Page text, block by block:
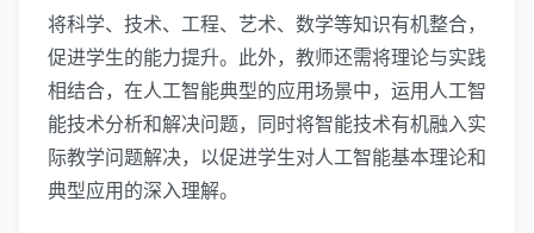
将科学、技术、工程、艺术、数学等知识有机整合，
促进学生的能力提升。此外，教师还需将理论与实践
相结合，在人工智能典型的应用场景中，运用人工智
能技术分析和解决问题，同时将智能技术有机融入实
际教学问题解决，以促进学生对人工智能基本理论和
典型应用的深入理解。